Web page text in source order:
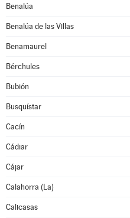
Benalúa
Benalúa de las Villas
Benamaurel
Bérchules
Bubión
Busquístar
Cacín
Cádiar
Cájar
Calahorra (La)
Calicasas